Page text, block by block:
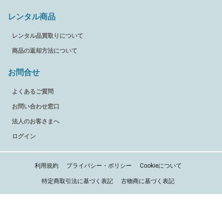
レンタル商品
レンタル品買取りについて
商品の返却方法について
お問合せ
よくあるご質問
お問い合わせ窓口
法人のお客さまへ
ログイン
利用規約 プライバシー・ポリシー Cookieについて
特定商取引法に基づく表記 古物商に基づく表記